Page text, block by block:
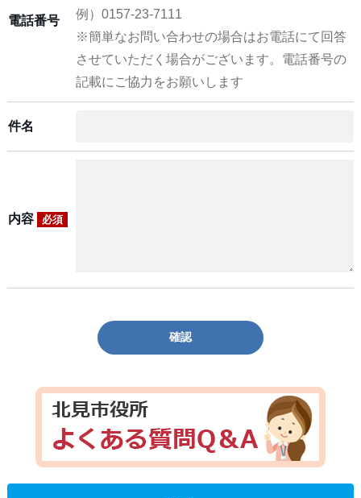
電話番号
例）0157-23-7111
※簡単なお問い合わせの場合はお電話にて回答
させていただく場合がございます。電話番号の
記載にご協力をお願いします
件名
内容 必須
確認